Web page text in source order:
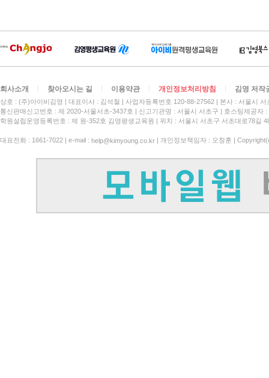
회사소개 찾아오시는 길 이용약관 개인정보처리방침 김영 저작
상호 : (주)아이비김영 대표이사 : 김석철 사업자등록번호 120-88-27562
본사 : 서울시
통신판매신고번호 : 제 2020-서울서초-3437호
신고기관명 : 서울시 서초구
호스팅제공자
학원설립운영등록번호 : 제 원-352호 김영평생교육원 | 위치 : 서울시 서초구 서초대로78길
대표전화 : 1661-7022 | e-mail : help@kimyoung.co.kr | 개인정보책임자 : 오창훈 |